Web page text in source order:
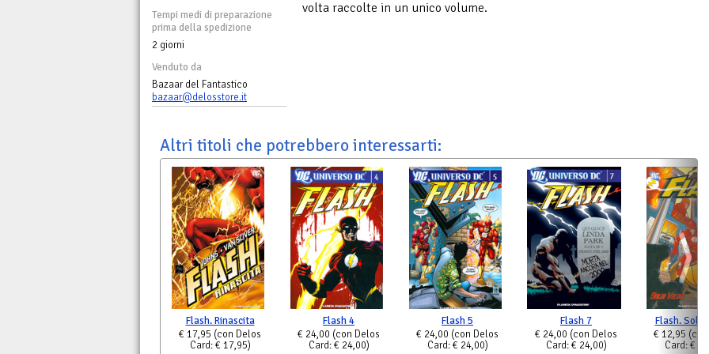
Tempi medi di preparazione
prima della spedizione
2 giorni
Venduto da
Bazaar del Fantastico
bazaar@delosstore.it
volta raccolte in un unico volume.
Altri titoli che potrebbero interessarti:
Flash. Rinascita
€ 17,95 (con Delos
Card: € 17,95)
Flash 4
€ 24,00 (con Delos
Card: € 24,00)
Flash 5
€ 24,00 (con Delos
Card: € 24,00)
Flash 7
€ 24,00 (con Delos
Card: € 24,00)
Flash. Soldi
€ 12,95 (con
Card: €